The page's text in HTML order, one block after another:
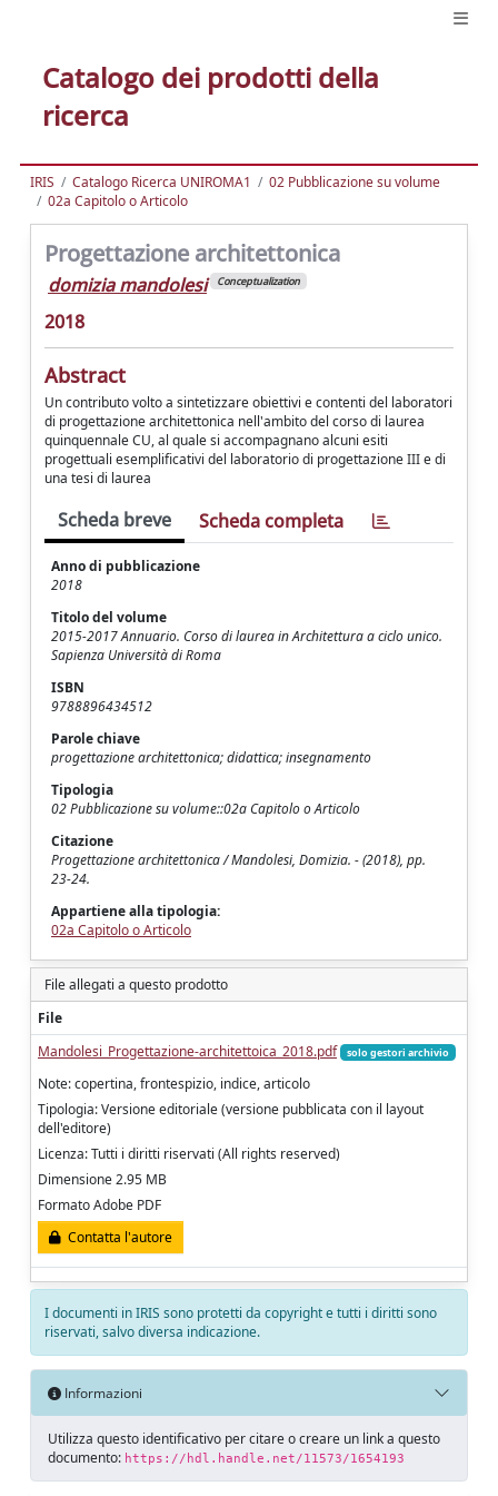
Catalogo dei prodotti della
ricerca
IRIS Catalogo Ricerca UNIROMA1
02 Pubblicazione su volume
02a Capitolo o Articolo
Progettazione architettonica
domizia mandolesi Conceptualization
2018
Abstract
Un contributo volto a sintetizzare obiettivi e contenti del laboratori
di progettazione architettonica nell'ambito del corso di laurea
quinquennale CU, al quale si accompagnano alcuni esiti
progettuali esemplificativi del laboratorio di progettazione III e di
una tesi di laurea
Scheda breve Scheda completa
Anno di pubblicazione
2018
Titolo del volume
2015-2017 Annuario. Corso di laurea in Architettura a ciclo unico.
Sapienza Università di Roma
ISBN
9788896434512
Parole chiave
progettazione architettonica; didattica; insegnamento
Tipologia
02 Pubblicazione su volume::02a Capitolo o Articolo
Citazione
Progettazione architettonica / Mandolesi, Domizia. - (2018), pp.
23-24.
Appartiene alla tipologia:
02a Capitolo o Articolo
File allegati a questo prodotto
File
Mandolesi_Progettazione-architettoica_2018.pdf
solo gestori archivio
Note: copertina, frontespizio, indice, articolo
Tipologia: Versione editoriale (versione pubblicata con il layout
dell'editore)
Licenza: Tutti i diritti riservati (All rights reserved)
Dimensione 2.95 MB
Formato Adobe PDF
Contatta l'autore
I documenti in IRIS sono protetti da copyright e tutti i diritti sono
riservati, salvo diversa indicazione.
Informazioni
Utilizza questo identificativo per citare o creare un link a questo
documento: https://hdl.handle.net/11573/1654193